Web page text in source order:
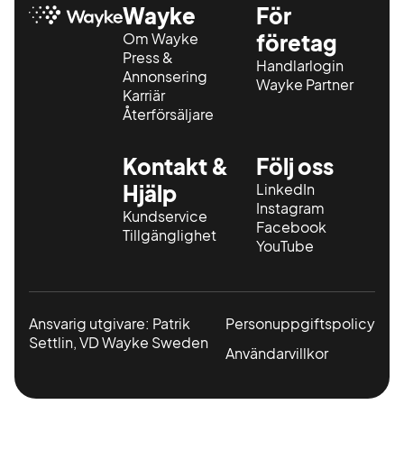
Wayke
Om Wayke
Press &
Annonsering
Karriär
Återförsäljare
För
företag
Handlarlogin
Wayke Partner
Kontakt &
Hjälp
Kundservice
Tillgänglighet
Följ oss
LinkedIn
Instagram
Facebook
YouTube
Ansvarig utgivare: Patrik
Settlin, VD Wayke Sweden
Personuppgiftspolicy
Användarvillkor